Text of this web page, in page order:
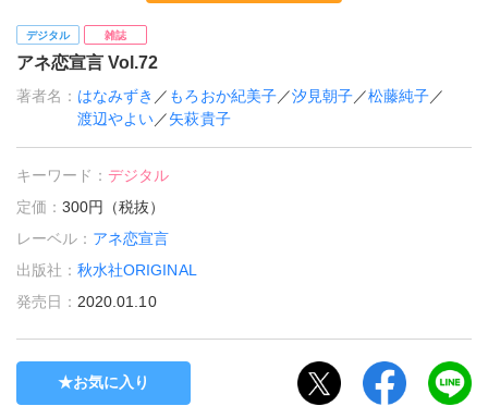
デジタル 雑誌
アネ恋宣言 Vol.72
著者名： はなみずき ／ もろおか紀美子／汐見朝子／松藤純子／
渡辺やよい／矢萩貴子
キーワード：デジタル
定価：300円（税抜）
レーベル： アネ恋宣言
出版社：秋水社ORIGINAL
発売日： 2020.01.10
お気に入り